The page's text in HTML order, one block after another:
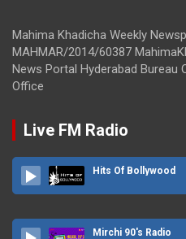
Mahima Khadicha Weekly
MAHMAR/2014/60387
News Portal Hyderabad Bureau
Office
Live FM Radio
Hits Of Bollywood
Mirchi 90's Radio